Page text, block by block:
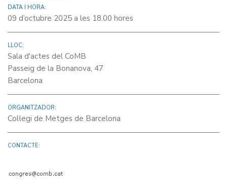
DATA I HORA:
09 d’octubre 2025 a les 18.00 hores
LLOC:
Sala d'actes del CoMB
Passeig de la Bonanova, 47
Barcelona
ORGANITZADOR:
Col·legi de Metges de Barcelona
CONTACTE: